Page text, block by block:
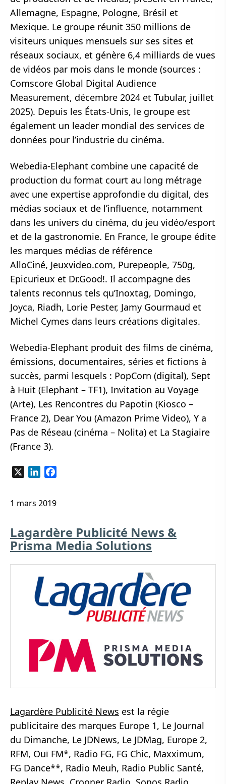
Allemagne, Espagne, Pologne, Brésil et
Mexique. Le groupe réunit 350 millions de
visiteurs uniques mensuels sur ses sites et
réseaux sociaux, et génère 6,4 milliards de vues
de vidéos par mois dans le monde (sources :
Comscore Global Digital Audience
Measurement, décembre 2024 et Tubular, juillet
2025). Depuis les États-Unis, le groupe est
également un leader mondial des services de
données pour l’industrie du cinéma.
Webedia-Elephant combine une capacité de
production du format court au long métrage
avec une expertise approfondie du digital, des
médias sociaux et de l’influence, notamment
dans les univers du cinéma, du jeu vidéo/esport
et de la gastronomie. En France, le groupe édite
les marques médias de référence
AlloCiné, Jeuxvideo.com, Purepeople, 750g,
Epicurieux et Dr.Good!. Il accompagne des
talents reconnus tels qu’Inoxtag, Domingo,
Joyca, Riadh, Lorie Pester, Jamy Gourmaud et
Michel Cymes dans leurs créations digitales.
Webedia-Elephant produit des films de cinéma,
émissions, documentaires, séries et fictions à
succès, parmi lesquels : PopCorn (digital), Sept
à Huit (Elephant – TF1), Invitation au Voyage
(Arte), Les Rencontres du Papotin (Kiosco –
France 2), Dear You (Amazon Prime Video), Y a
Pas de Réseau (cinéma – Nolita) et La Stagiaire
(France 3).
LinkedIn
1 mars 2019
Lagardère Publicité News &
Prisma Media Solutions
Lagardère Publicité News est la régie
publicitaire des marques Europe 1, Le Journal
du Dimanche, Le JDNews, Le JDMag, Europe 2,
RFM, Ouï FM*, Radio FG, FG Chic, Maxximum,
FG Dance**, Radio Meuh, Radio Public Santé,